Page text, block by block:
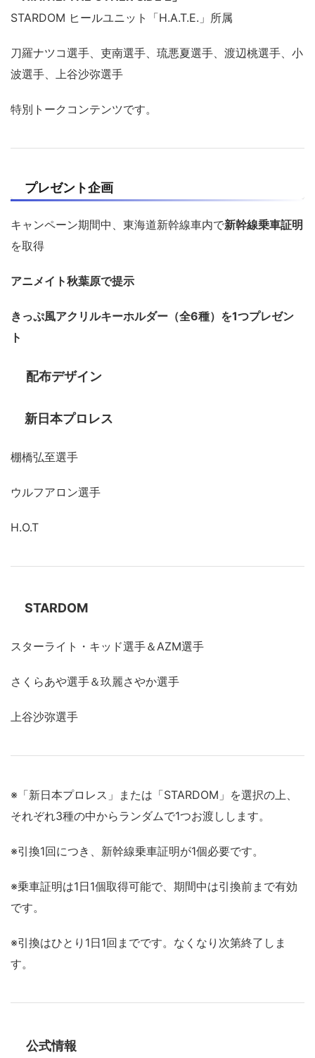
STARDOM ヒールユニット「H.A.T.E.」所属
刀羅ナツコ選手、吏南選手、琉悪夏選手、渡辺桃選手、小
波選手、上谷沙弥選手
特別トークコンテンツです。
プレゼント企画
キャンペーン期間中、東海道新幹線車内で新幹線乗車証明
を取得
アニメイト秋葉原で提示
きっぷ風アクリルキーホルダー（全6種）を1つプレゼン
ト
配布デザイン
新日本プロレス
棚橋弘至選手
ウルフアロン選手
H.O.T
STARDOM
スターライト・キッド選手＆AZM選手
さくらあや選手＆玖麗さやか選手
上谷沙弥選手
※「新日本プロレス」または「STARDOM」を選択の上、
それぞれ3種の中からランダムで1つお渡しします。
※引換1回につき、新幹線乗車証明が1個必要です。
※乗車証明は1日1個取得可能で、期間中は引換前まで有効
です。
※引換はひとり1日1回までです。なくなり次第終了しま
す。
公式情報